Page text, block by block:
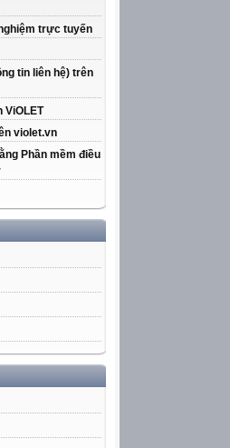
trực tuyến
tin liên hệ) trên
ViOLET
violet.vn
Phần mềm điều